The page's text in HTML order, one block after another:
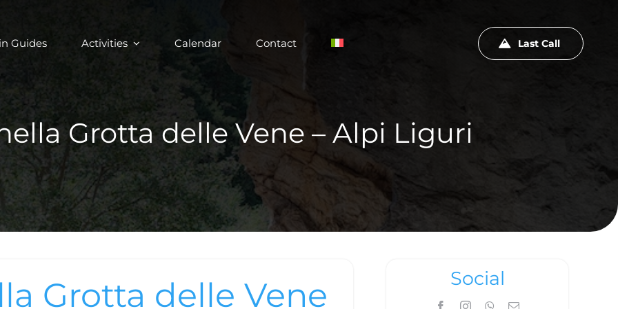
Guides Activities Calendar Contact Last Call
Grotta delle Vene – Alpi Liguri
Grotta delle Vene
Social